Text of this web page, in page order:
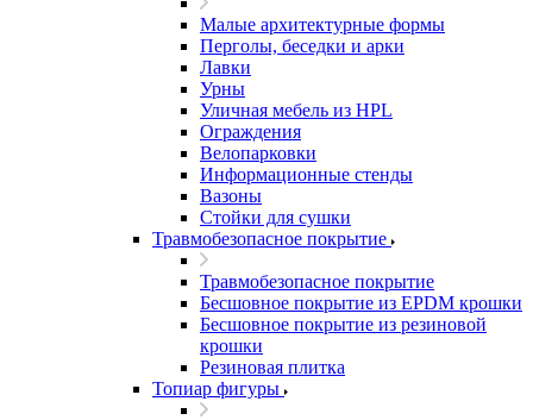
Малые архитектурные формы
Перголы, беседки и арки
Лавки
Урны
Уличная мебель из HPL
Ограждения
Велопарковки
Информационные стенды
Вазоны
Стойки для сушки
Травмобезопасное покрытие
Травмобезопасное покрытие
Бесшовное покрытие из EPDM крошки
Бесшовное покрытие из резиновой
крошки
Резиновая плитка
Топиар фигуры